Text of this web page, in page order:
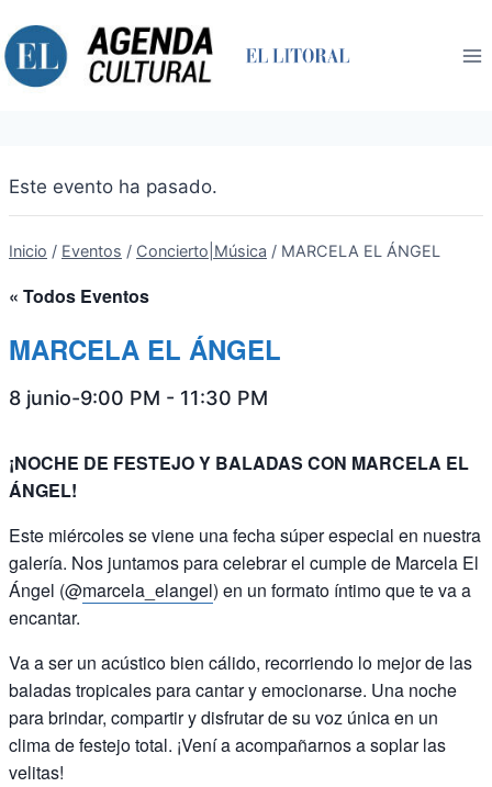
al
contenido
Este evento ha pasado.
Inicio / Eventos / Concierto|Música / MARCELA EL ÁNGEL
« Todos Eventos
MARCELA EL ÁNGEL
8 junio-9:00 PM - 11:30 PM
¡NOCHE DE FESTEJO Y BALADAS CON MARCELA EL
ÁNGEL!
Este miércoles se viene una fecha súper especial en nuestra
galería. Nos juntamos para celebrar el cumple de Marcela El
Ángel (@marcela_elangel) en un formato íntimo que te va a
encantar.
Va a ser un acústico bien cálido, recorriendo lo mejor de las
baladas tropicales para cantar y emocionarse. Una noche
para brindar, compartir y disfrutar de su voz única en un
clima de festejo total. ¡Vení a acompañarnos a soplar las
velitas!